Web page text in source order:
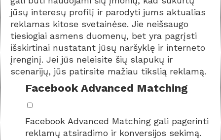
jūsų interesų profilį ir parodyti jums aktualias
reklamas kitose svetainėse. Jie neišsaugo
tiesiogiai asmens duomenų, bet yra pagrįsti
išskirtinai nustatant jūsų naršyklę ir interneto
įrenginį. Jei jūs neleisite šių slapukų ir
scenarijų, jūs patirsite mažiau tikslią reklamą.
Facebook Advanced Matching
Facebook Advanced Matching gali pagerinti
reklamų atsiradimo ir konversijos sekimą.